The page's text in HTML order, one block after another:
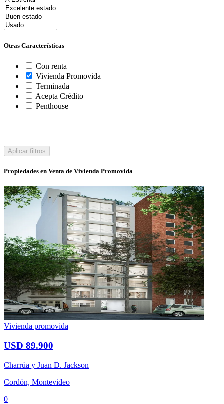
Otras Características
Con renta
Vivienda Promovida
Terminada
Acepta Crédito
Penthouse
Aplicar filtros
Propiedades en Venta de Vivienda Promovida
Vivienda promovida
USD 89.900
Charrúa y Juan D. Jackson
Cordón, Montevideo
0